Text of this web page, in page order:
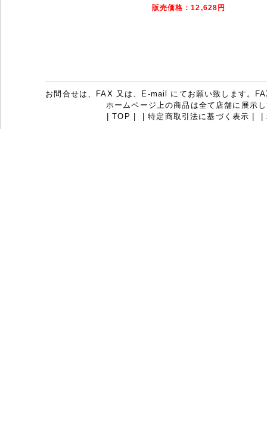
販売価格：12,628円
お問合せは、FAX 又は、E-mail にてお願い致します。
ホームページ上の商品は全て店舗に展示
|TOP |特定商取引法に基づく表示 |